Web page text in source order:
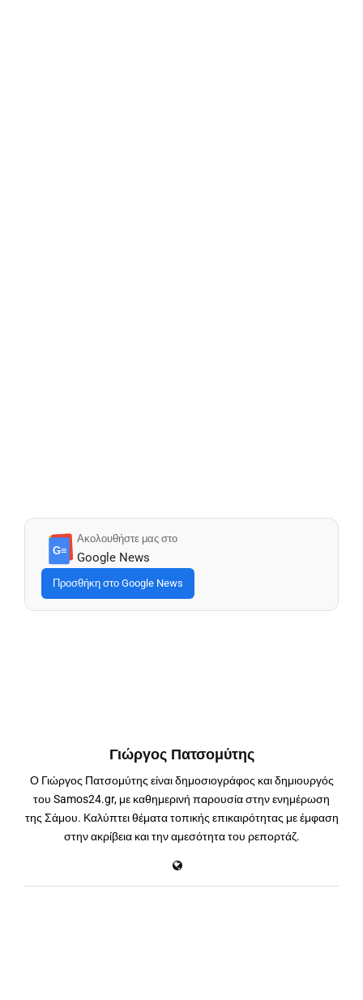
G≡
Ακολουθήστε μας στο
Google News
Προσθήκη στο Google News
Γιώργος Πατσομύτης
Ο Γιώργος Πατσομύτης είναι δημοσιογράφος και δημιουργός
του Samos24.gr, με καθημερινή παρουσία στην ενημέρωση
της Σάμου. Καλύπτει θέματα τοπικής επικαιρότητας με έμφαση
στην ακρίβεια και την αμεσότητα του ρεπορτάζ.